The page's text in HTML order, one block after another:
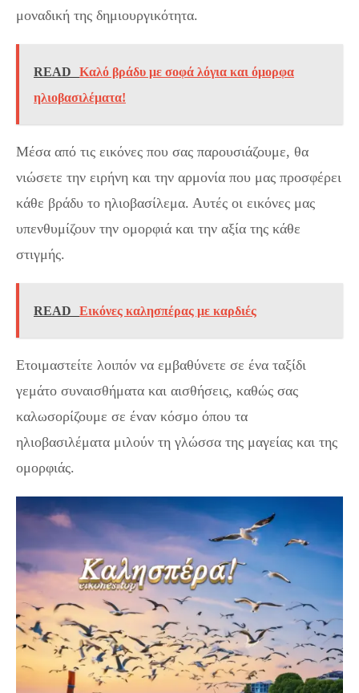
μοναδική της δημιουργικότητα.
READ
Καλό βράδυ με σοφά λόγια και όμορφα
ηλιοβασιλέματα!
Μέσα από τις εικόνες που σας παρουσιάζουμε, θα
νιώσετε την ειρήνη και την αρμονία που μας προσφέρει
κάθε βράδυ το ηλιοβασίλεμα. Αυτές οι εικόνες μας
υπενθυμίζουν την ομορφιά και την αξία της κάθε
στιγμής.
READ Εικόνες καλησπέρας με καρδιές
Ετοιμαστείτε λοιπόν να εμβαθύνετε σε ένα ταξίδι
γεμάτο συναισθήματα και αισθήσεις, καθώς σας
καλωσορίζουμε σε έναν κόσμο όπου τα
ηλιοβασιλέματα μιλούν τη γλώσσα της μαγείας και της
ομορφιάς.